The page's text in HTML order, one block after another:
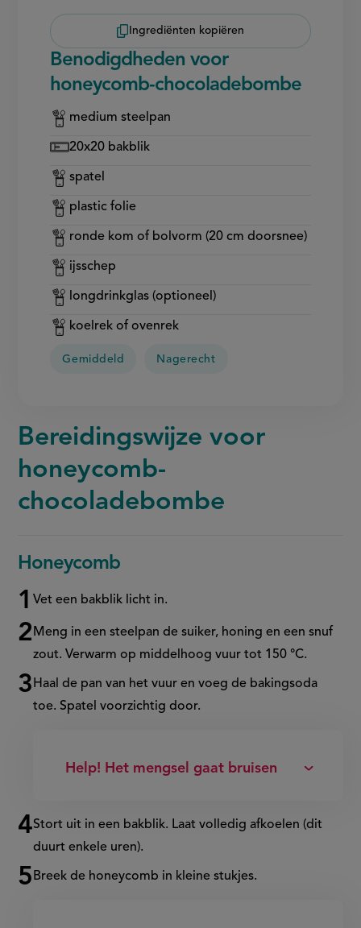
Ingrediënten kopiëren
Benodigdheden voor
honeycomb-chocoladebombe
medium steelpan
20x20 bakblik
spatel
plastic folie
ronde kom of bolvorm (20 cm doorsnee)
ijsschep
longdrinkglas (optioneel)
koelrek of ovenrek
Gemiddeld Nagerecht
Bereidingswijze voor
honeycomb-
chocoladebombe
Honeycomb
Vet een bakblik licht in.
Meng in een steelpan de suiker, honing en een snuf
zout. Verwarm op middelhoog vuur tot 150 °C.
Haal de pan van het vuur en voeg de bakingsoda
toe. Spatel voorzichtig door.
Help! Het mengsel gaat bruisen
Stort uit in een bakblik. Laat volledig afkoelen (dit
duurt enkele uren).
Breek de honeycomb in kleine stukjes.